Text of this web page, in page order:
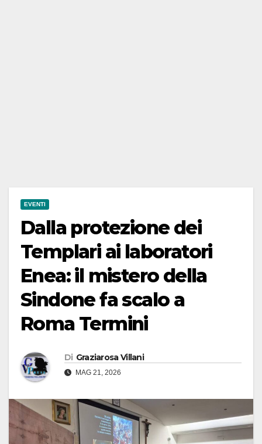
EVENTI
Dalla protezione dei
Templari ai laboratori
Enea: il mistero della
Sindone fa scalo a
Roma Termini
Di Graziarosa Villani
MAG 21, 2026